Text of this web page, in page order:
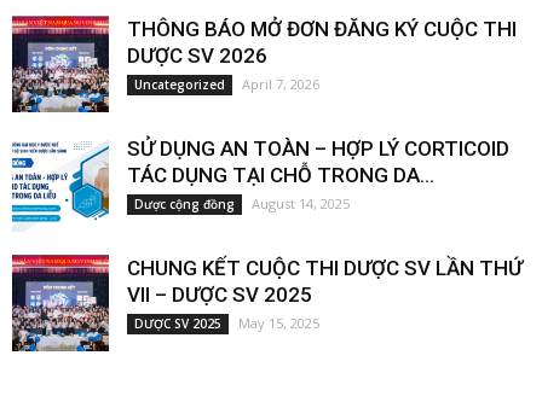
THÔNG BÁO MỞ ĐƠN ĐĂNG KÝ CUỘC THI
DƯỢC SV 2026
Uncategorized April 7, 2026
SỬ DỤNG AN TOÀN – HỢP LÝ CORTICOID
TÁC DỤNG TẠI CHỖ TRONG DA...
Dược cộng đồng August 14, 2025
CHUNG KẾT CUỘC THI DƯỢC SV LẦN THỨ
VII – DƯỢC SV 2025
DƯỢC SV 2025 May 15, 2025